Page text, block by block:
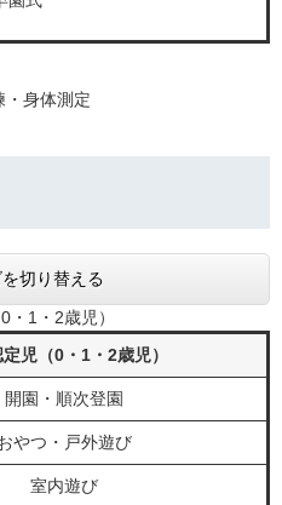
・身体測定
切り替える
・1・2歳児）
児（0・1・2歳児）
開園・順次登園
やつ・戸外遊び
室内遊び